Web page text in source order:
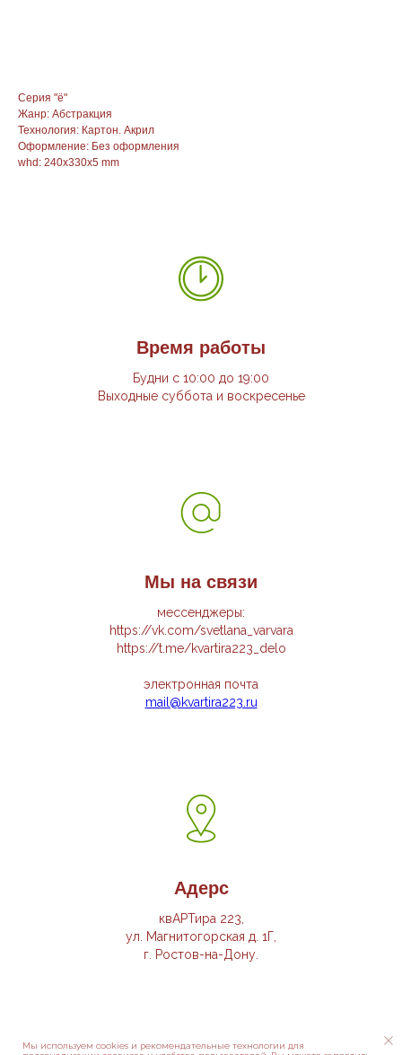
Серия "ё"
Жанр: Абстракция
Технология: Картон. Акрил
Оформление: Без оформления
whd: 240x330x5 mm
Время работы
Будни с 10:00 до 19:00
Выходные суббота и воскресенье
Мы на связи
мессенджеры:
https://vk.com/svetlana_varvara
https://t.me/kvartira223_delo
электронная почта
mail@kvartira223.ru
Адерс
квАРТира 223,
ул. Магнитогорская д. 1Г,
г. Ростов-на-Дону.
Мы используем cookies и рекомендательные технологии для